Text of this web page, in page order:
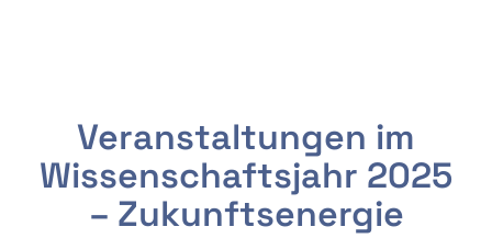
Veranstaltungen im
Wissenschaftsjahr 2025
– Zukunftsenergie